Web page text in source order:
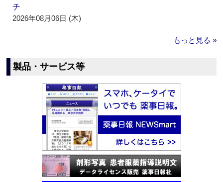
チ
2026年08月06日 (木)
もっと見る »
製品・サービス等